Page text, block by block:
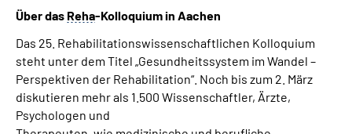
Über das Reha-Kolloquium in Aachen
Das 25. Rehabilitationswissenschaftlichen Kolloquium
steht unter dem Titel „Gesundheitssystem im Wandel –
Perspektiven der Rehabilitation“. Noch bis zum 2. März
diskutieren mehr als 1.500 Wissenschaftler, Ärzte,
Psychologen und